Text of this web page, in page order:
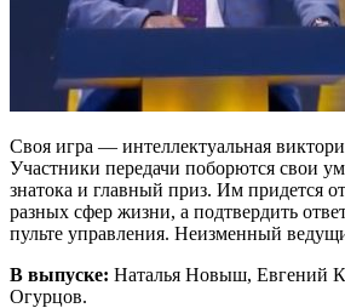
Своя игра — интеллектуальная
Участники передачи поборются свои
знатока и главный приз. Им придется
разных сфер жизни, а подтвердить
пульте управления. Неизменный
В выпуске: Наталья Новыш, Евгений
Огурцов.